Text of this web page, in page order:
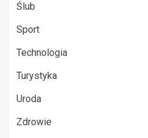
Ślub
Sport
Technologia
Turystyka
Uroda
Zdrowie